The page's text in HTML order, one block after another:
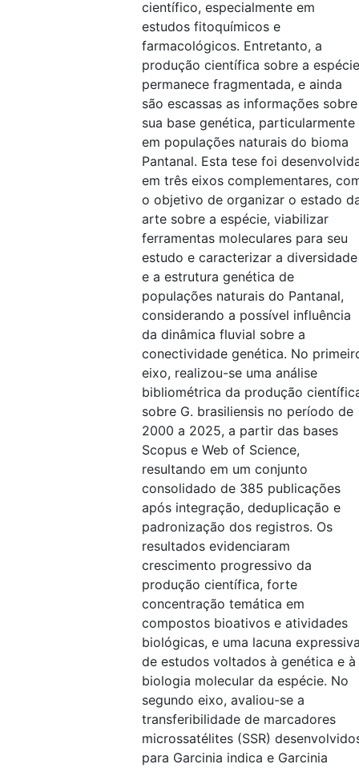
científico, especialmente em
estudos fitoquímicos e
farmacológicos. Entretanto, a
produção científica sobre a espécie
permanece fragmentada, e ainda
são escassas as informações sobre
sua base genética, particularmente
em populações naturais do bioma
Pantanal. Esta tese foi
em três eixos complementares,
o objetivo de organizar o estado
arte sobre a espécie, viabilizar
ferramentas moleculares para seu
estudo e caracterizar a diversidade
e a estrutura genética de
populações naturais do Pantanal,
considerando a possível influência
da dinâmica fluvial sobre a
conectividade genética. No
eixo, realizou-se uma análise
bibliométrica da produção
sobre G. brasiliensis no período de
2000 a 2025, a partir das bases
Scopus e Web of Science,
resultando em um conjunto
consolidado de 385 publicações
após integração, deduplicação e
padronização dos registros. Os
resultados evidenciaram
crescimento progressivo da
produção científica, forte
concentração temática em
compostos bioativos e atividades
biológicas, e uma lacuna
de estudos voltados à genética e à
biologia molecular da espécie. No
segundo eixo, avaliou-se a
transferibilidade de marcadores
microssatélites (SSR)
para Garcinia indica e Garcinia